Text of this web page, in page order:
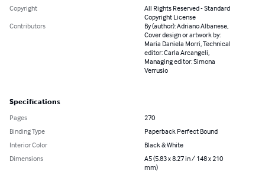
Copyright
All Rights Reserved - Standard
Copyright License
Contributors
By (author): Adriano Albanese,
Cover design or artwork by:
Maria Daniela Morri, Technical
editor: Carla Arcangeli,
Managing editor: Simona
Verrusio
Specifications
Pages
270
Binding Type
Paperback Perfect Bound
Interior Color
Black & White
Dimensions
A5 (5.83 x 8.27 in / 148 x 210
mm)